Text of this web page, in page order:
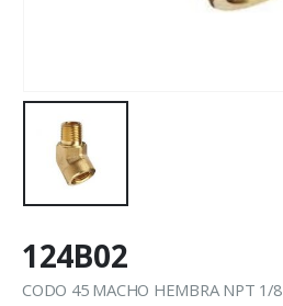
124B02
CODO 45 MACHO HEMBRA NPT 1/8